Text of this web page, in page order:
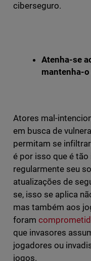
ciberseguro.
Atenha-se
mantenha-
Atores mal-
em busca de
permitam se
é por isso que é
regularmente seu
atualizações de
se, isso se aplica
mas também aos
foram
que invasores
jogadores ou
jogos.